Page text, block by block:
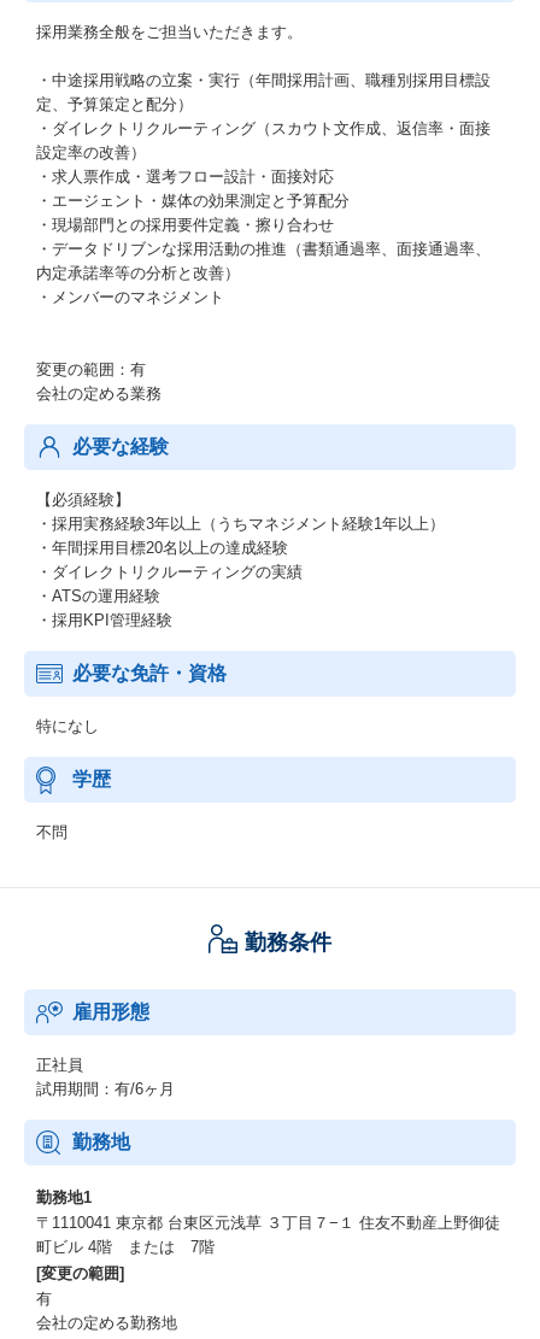
採用業務全般をご担当いただきます。
・中途採用戦略の立案・実行（年間採用計画、職種別採用目標設
定、予算策定と配分）
・ダイレクトリクルーティング（スカウト文作成、返信率・面接
設定率の改善）
・求人票作成・選考フロー設計・面接対応
・エージェント・媒体の効果測定と予算配分
・現場部門との採用要件定義・擦り合わせ
・データドリブンな採用活動の推進（書類通過率、面接通過率、
内定承諾率等の分析と改善）
・メンバーのマネジメント
変更の範囲：有
会社の定める業務
必要な経験
【必須経験】
・採用実務経験3年以上（うちマネジメント経験1年以上）
・年間採用目標20名以上の達成経験
・ダイレクトリクルーティングの実績
・ATSの運用経験
・採用KPI管理経験
必要な免許・資格
特になし
学歴
不問
勤務条件
雇用形態
正社員
試用期間：有/6ヶ月
勤務地
勤務地1
〒1110041 東京都 台東区元浅草 ３丁目７−１ 住友不動産上野御徒
町ビル 4階 または 7階
[変更の範囲]
有
会社の定める勤務地